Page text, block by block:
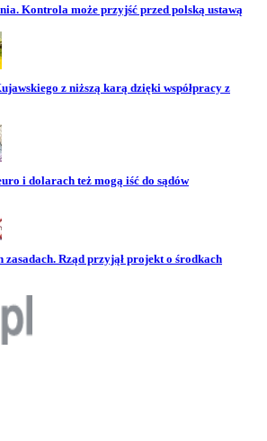
Kontrola może przyjść przed polską ustawą
z niższą karą dzięki współpracy z
i dolarach też mogą iść do sądów
zasadach. Rząd przyjął projekt o środkach